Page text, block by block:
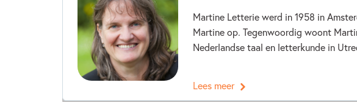
Martine Letterie werd in 1958 in
Martine op. Tegenwoordig woont
Nederlandse taal en letterkunde in
Lees meer